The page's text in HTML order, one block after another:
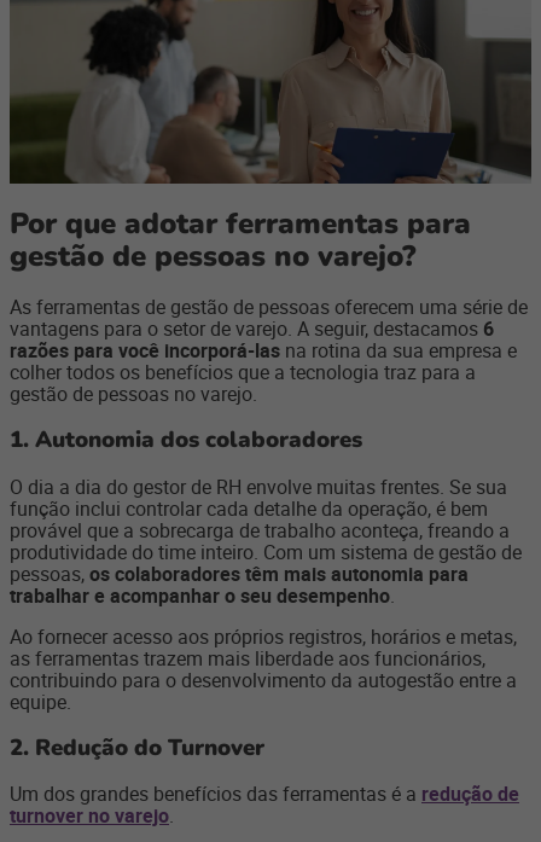
Por que adotar ferramentas para
gestão de pessoas no varejo?
As ferramentas de gestão de pessoas oferecem uma série de
vantagens para o setor de varejo. A seguir, destacamos 6
razões para você incorporá-las na rotina da sua empresa e
colher todos os benefícios que a tecnologia traz para a
gestão de pessoas no varejo.
1. Autonomia dos colaboradores
O dia a dia do gestor de RH envolve muitas frentes. Se sua
função inclui controlar cada detalhe da operação, é bem
provável que a sobrecarga de trabalho aconteça, freando a
produtividade do time inteiro. Com um sistema de gestão de
pessoas,os colaboradores têm mais autonomia para
trabalhar e acompanhar o seu desempenho.
Ao fornecer acesso aos próprios registros, horários e metas,
as ferramentas trazem mais liberdade aos funcionários,
contribuindo para o desenvolvimento da autogestão entre a
equipe.
2. Redução do Turnover
Um dos grandes benefícios das ferramentas é a redução de
turnover no varejo.